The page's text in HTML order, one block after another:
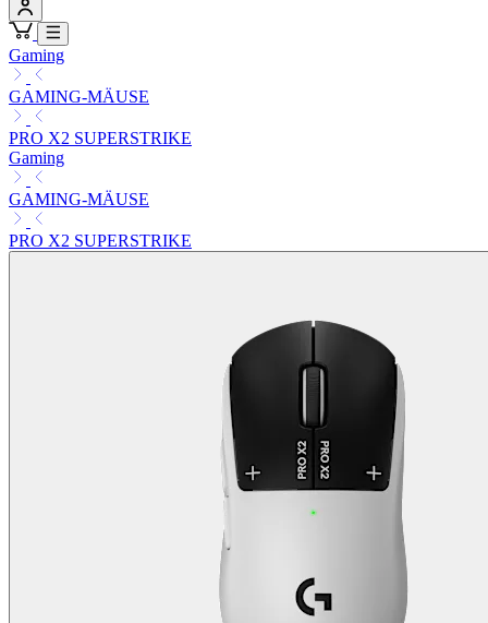
Gaming
GAMING-MÄUSE
PRO X2 SUPERSTRIKE
Gaming
GAMING-MÄUSE
PRO X2 SUPERSTRIKE